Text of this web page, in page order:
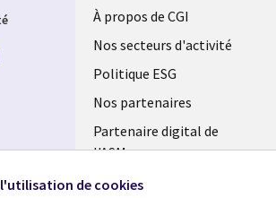
Useful
links
FRANCE
À propos de CGI
Nos secteurs d'activité
Politique ESG
Nos partenaires
Partenaire digital de
l'ASM
Salle de presse
les
de cookies